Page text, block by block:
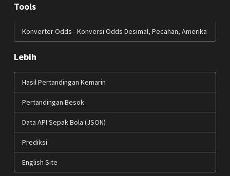
Tools
Konverter Odds - Konversi Odds Desimal, Pecahan, Amerika
Lebih
Hasil Pertandingan Kemarin
Pertandingan Besok
Data API Sepak Bola (JSON)
Prediksi
English Site